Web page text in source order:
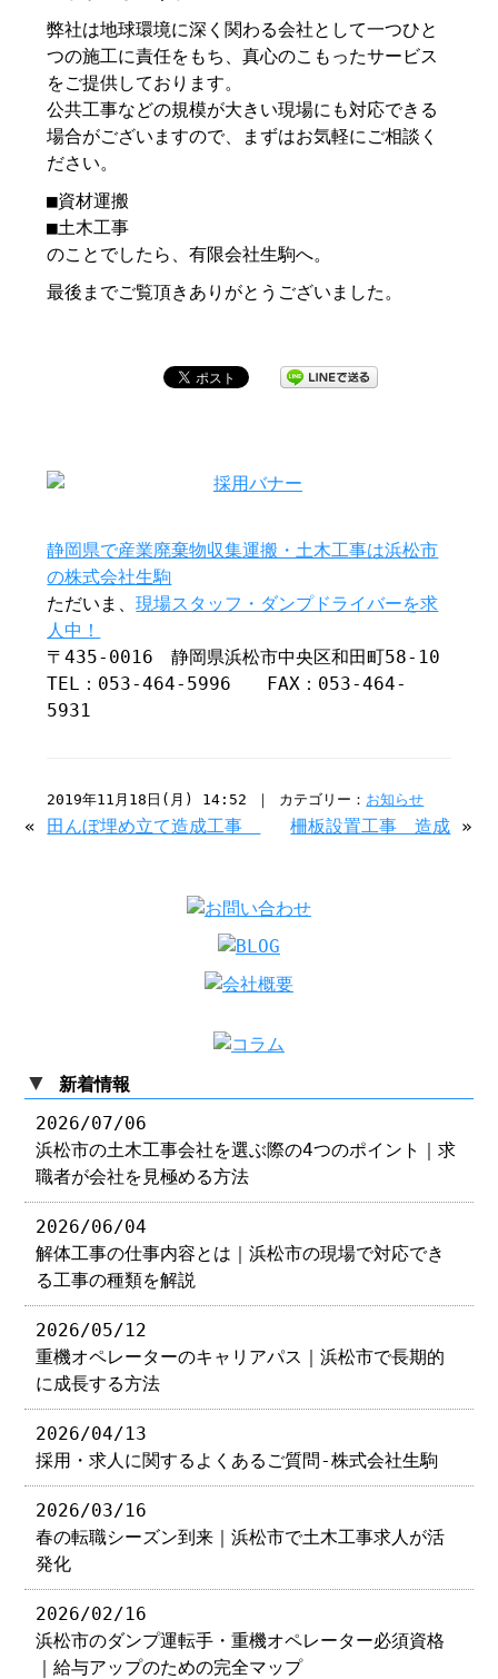
弊社は地球環境に深く関わる会社として一つひと
つの施工に責任をもち、真心のこもったサービス
をご提供しております。
公共工事などの規模が大きい現場にも対応できる
場合がございますので、まずはお気軽にご相談く
ださい。
■資材運搬
■土木工事
のことでしたら、有限会社生駒へ。
最後までご覧頂きありがとうございました。
静岡県で産業廃棄物収集運搬・土木工事は浜松市
の株式会社生駒
ただいま、現場スタッフ・ダンプドライバーを求
人中！
〒435-0016 静岡県浜松市中央区和田町58-10
TEL：053-464-5996 FAX：053-464-
5931
2019年11月18日(月) 14:52 ｜ カテゴリー： お知らせ
« 田んぼ埋め立て造成工事 柵板設置工事 造成 »
▼ 新着情報
2026/07/06
浜松市の土木工事会社を選ぶ際の4つのポイント｜求
職者が会社を見極める方法
2026/06/04
解体工事の仕事内容とは｜浜松市の現場で対応でき
る工事の種類を解説
2026/05/12
重機オペレーターのキャリアパス｜浜松市で長期的
に成長する方法
2026/04/13
採用・求人に関するよくあるご質問-株式会社生駒
2026/03/16
春の転職シーズン到来｜浜松市で土木工事求人が活
発化
2026/02/16
浜松市のダンプ運転手・重機オペレーター必須資格
｜給与アップのための完全マップ